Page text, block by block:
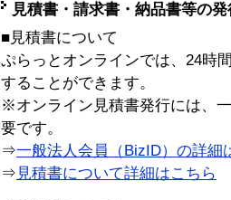
見積書・請求書・納品書等の
■見積書について
ぷらっとオンラインでは、24時
することができます。
※オンライン見積書発行には、
要です。
⇒一般法人会員（BizID）の詳細
⇒ 見積書について詳細はこちら